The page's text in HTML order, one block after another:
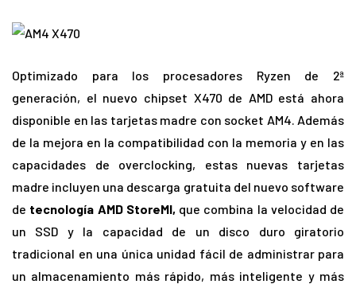
Optimizado para los procesadores Ryzen de 2ª
generación, el nuevo chipset X470 de AMD está ahora
disponible en las tarjetas madre con socket AM4. Además
de la mejora en la compatibilidad con la memoria y en las
capacidades de overclocking, estas nuevas tarjetas
madre incluyen una descarga gratuita del nuevo software
de tecnología AMD StoreMI, que combina la velocidad de
un SSD y la capacidad de un disco duro giratorio
tradicional en una única unidad fácil de administrar para
un almacenamiento más rápido, más inteligente y más